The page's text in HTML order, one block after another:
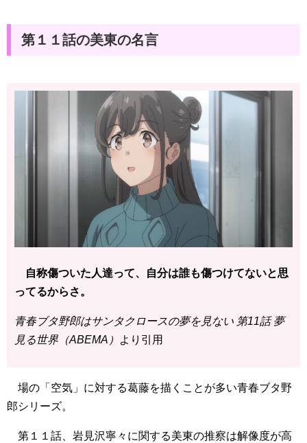
第１１話の美東の名言
自称傷ついた人達って、自分は誰も傷つけてないと思
ってるからさ。
青春ブタ野郎はサンタクロースの夢を見ない 第11話 夢
見る世界（ABEMA）
より引用
場の「空気」に対する葛藤を描くことが多い青春ブタ野
郎シリーズ。
第１１話、岩見沢寧々に関する美東の推察は解像度が高